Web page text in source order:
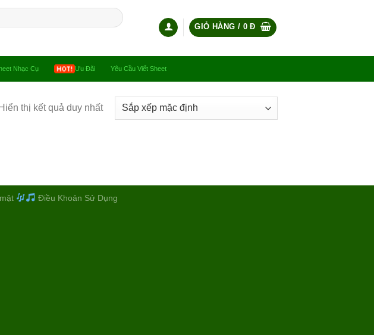
GIỎ HÀNG / 0Đ
Nhạc Cụ Ưu Đãi Yêu Cầu Viết Sheet
Hiển thị kết quả duy nhất
Điều Khoản Sử Dụng